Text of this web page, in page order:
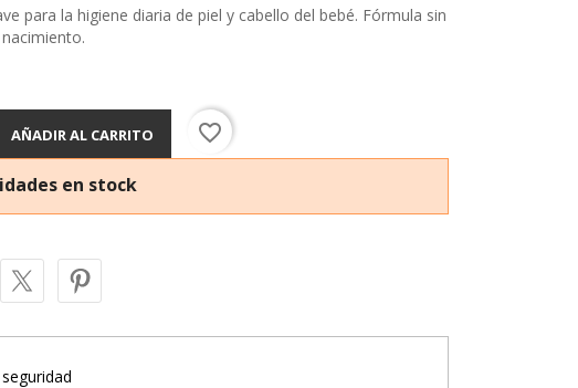
para la higiene diaria de piel y cabello del bebé. Fórmula sin
AÑADIR AL CARRITO favorite_border
en stock